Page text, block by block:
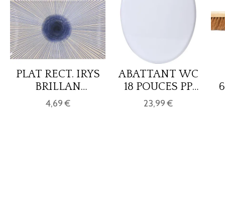
PLAT RECT. IRYS
BRILLAN
25X15cm Elite
4,69 €
ABATTANT WC
18 POUCES PP
FREIN DE
CHUTE ET
23,99 €